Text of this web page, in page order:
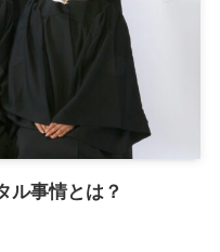
ル事情とは？